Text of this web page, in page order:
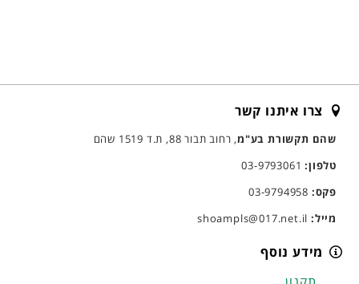
צרו איתנו קשר
שהם תקשורת בע"מ, רחוב תבור 88, ת.ד 1519 שהם
טלפון:03-9793061
פקס:
מייל:
מידע נוסף